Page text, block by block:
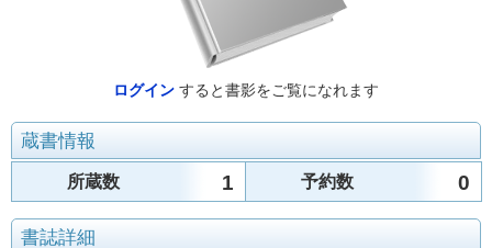
ログイン すると書影をご覧になれます
蔵書情報
所蔵数 1 予約数 0
書誌詳細